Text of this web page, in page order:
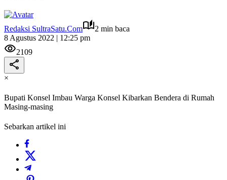
Redaksi SultraSatu.Com
2 min baca
8 Agustus 2022 | 12:25 pm
2109
×
Bupati Konsel Imbau Warga Konsel Kibarkan Bendera di Rumah
Masing-masing
Sebarkan artikel ini